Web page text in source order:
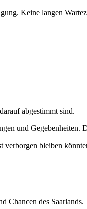
Keine langen
abgestimmt sind.
und Gegebenheiten.
verborgen bleiben
Chancen des Saarlands.